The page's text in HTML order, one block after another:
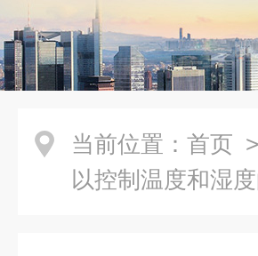
当前位置： 首页 >
以控制温度和湿